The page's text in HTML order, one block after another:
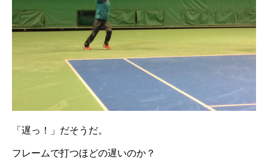
「遅っ！」だそうだ。
フレームで打つほどの遅いのか？